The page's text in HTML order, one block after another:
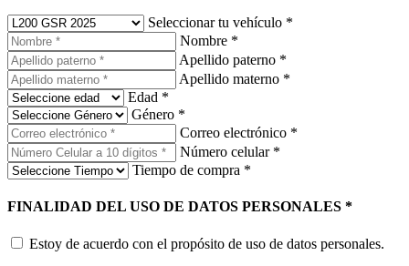
Seleccionar tu vehículo *
Nombre *
Apellido paterno *
Apellido materno *
Edad *
Género *
Correo electrónico *
Número celular *
Tiempo de compra *
FINALIDAD DEL USO DE DATOS PERSONALES *
Estoy de acuerdo con el propósito de uso de datos personales.